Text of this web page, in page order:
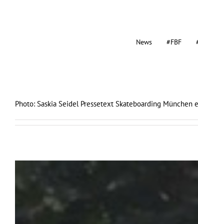
News #FBF
Photo: Saskia Seidel Pressetext Skateboarding München